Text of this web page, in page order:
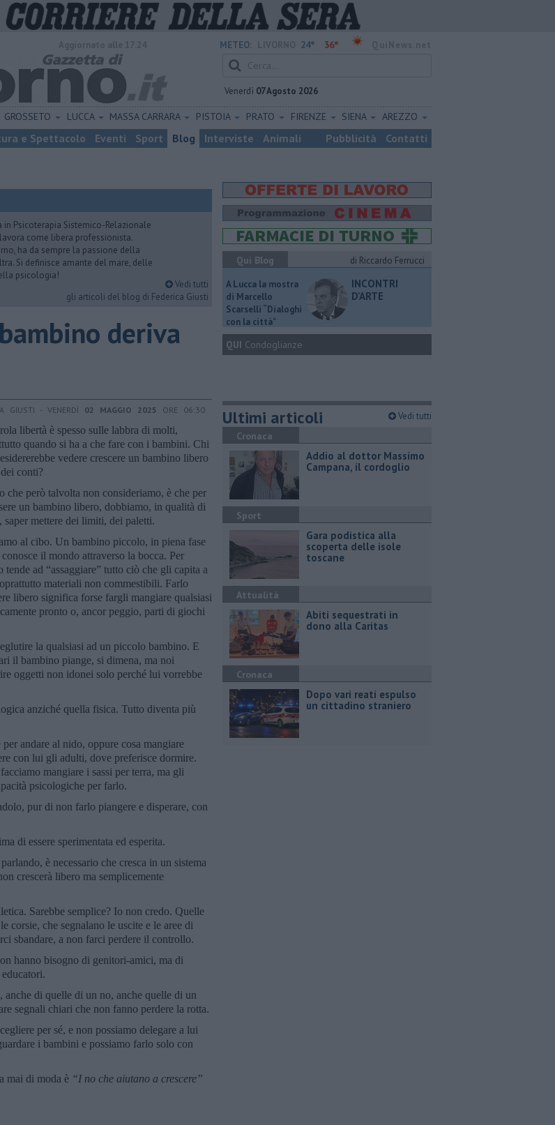
METEO: 24° 36°
Venerdì 07 Agosto 2026
GROSSETO LUCCA MASSA CARRARA PISTOIA PRATO FIRENZE SIENA AREZZO
e Spettacolo Eventi Sport Blog Interviste Animali Pubblicità Contatti
Psicoterapia Sistemico-Relazionale
come libera professionista.
ha da sempre la passione della
Si definisce amante del mare, delle
psicologia!
Vedi tutti
gli articoli del blog di Federica Giusti
deriva
GIUSTI - VENERDÌ 02 MAGGIO 2025 ORE 06:30
libertà è spesso sulle labbra di molti,
quando si ha a che fare con i bambini. Chi
vedere crescere un bambino libero
conti?
che però talvolta non consideriamo, è che per
un bambino libero, dobbiamo, in qualità di
saper mettere dei limiti, dei paletti.
al cibo. Un bambino piccolo, in piena fase
conosce il mondo attraverso la bocca. Per
tende ad “assaggiare” tutto ciò che gli capita a
materiali non commestibili. Farlo
libero significa forse fargli mangiare qualsiasi
pronto o, ancor peggio, parti di giochi
la qualsiasi ad un piccolo bambino. E
il bambino piange, si dimena, ma noi
oggetti non idonei solo perché lui vorrebbe
anziché quella fisica. Tutto diventa più
andare al nido, oppure cosa mangiare
con lui gli adulti, dove preferisce dormire.
mangiare i sassi per terra, ma gli
psicologiche per farlo.
pur di non farlo piangere e disperare, con
di essere sperimentata ed esperita.
è necessario che cresca in un sistema
crescerà libero ma semplicemente
Sarebbe semplice? Io non credo. Quelle
corsie, che segnalano le uscite e le aree di
sbandare, a non farci perdere il controllo.
hanno bisogno di genitori-amici, ma di
anche di quelle di un no, anche quelle di un
segnali chiari che non fanno perdere la rotta.
per sé, e non possiamo delegare a lui
i bambini e possiamo farlo solo con
mai di moda è “I no che aiutano a crescere”
Qui Blog
di Riccardo Ferrucci
A Lucca la mostra
di Marcello
Scarselli “Dialoghi
con la città"
INCONTRI
D'ARTE
QUI Condoglianze
Ultimi articoli Vedi tutti
Cronaca
Addio al dottor Massimo
Campana, il cordoglio
Sport
Gara podistica alla
scoperta delle isole
toscane
Attualità
Abiti sequestrati in
dono alla Caritas
Cronaca
Dopo vari reati espulso
un cittadino straniero